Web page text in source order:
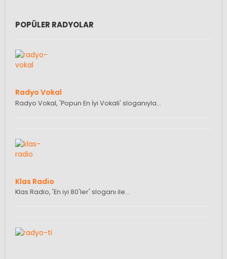
POPÜLER RADYOLAR
Radyo Vokal
Radyo Vokal, 'Popun En İyi Vokali' sloganıyla…
Klas Radio
Klas Radio, 'En iyi 80'ler' sloganı ile…